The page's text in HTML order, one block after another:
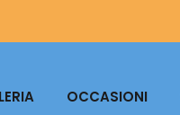
OCCASIONI